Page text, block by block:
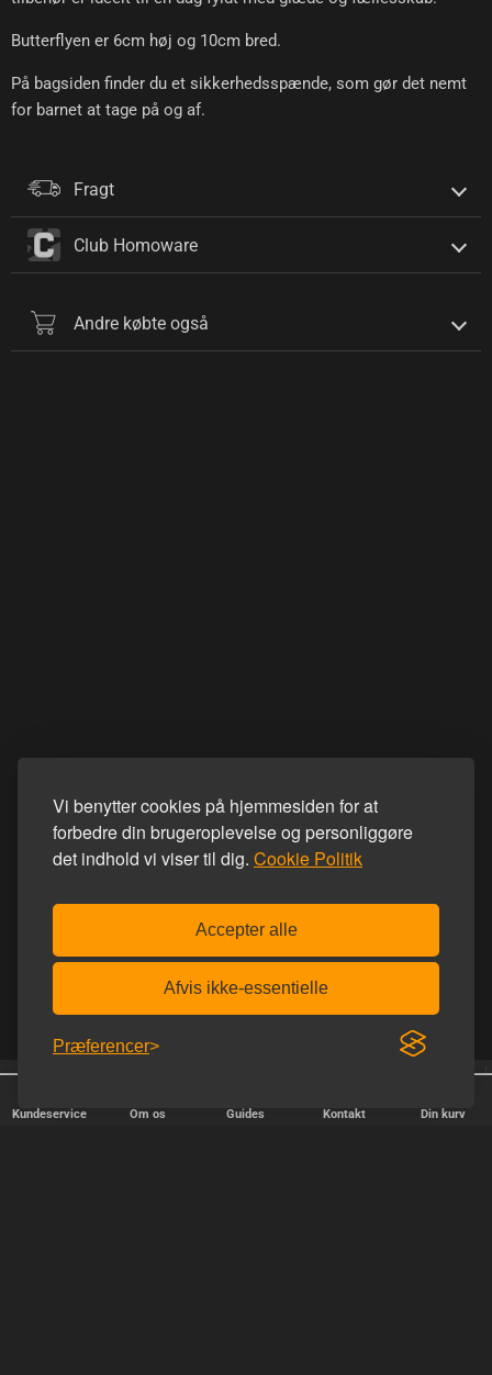
Vi benytter cookies på hjemmesiden for at
forbedre din brugeroplevelse og personliggøre
det indhold vi viser til dig. Cookie Politik
Accepter alle
Afvis ikke-essentielle
Præferencer
Butterflyen er 6cm høj og 10cm bred.
På bagsiden finder du et sikkerhedsspænde, som gør det nemt
for barnet at tage på og af.
Fragt
Club Homoware
Andre købte også
Kundeservice Om os Guides Kontakt Din kurv